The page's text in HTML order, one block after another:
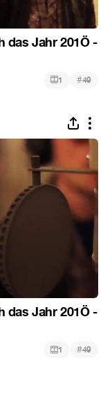
das Jahr 201Ö -
1 #49
das Jahr 201Ö -
1 #49